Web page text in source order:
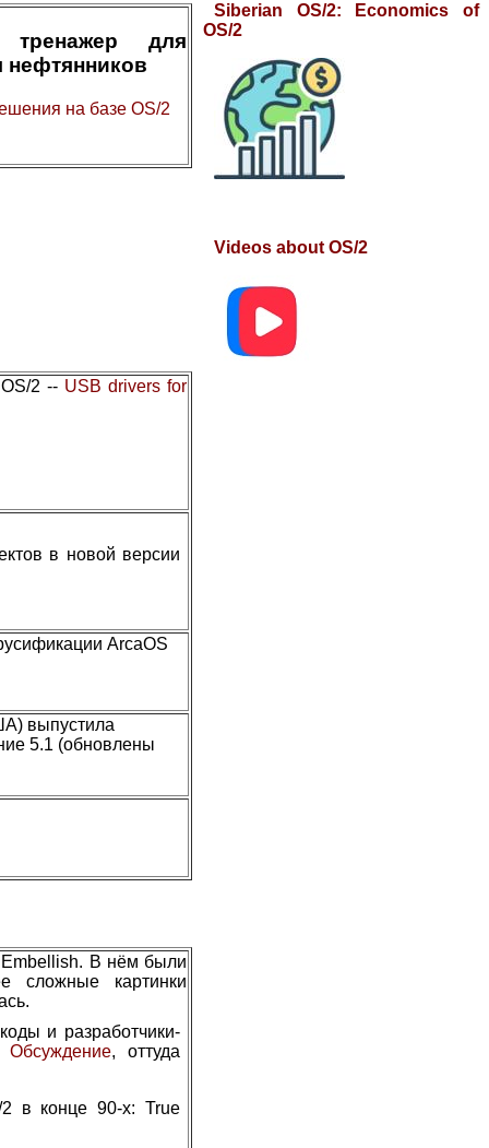
для
нефтянников
на базе OS/2
2 -- USB drivers for
в новой версии
ArcaOS
выпустила
5.1 (обновлены
Embellish. В нём были
сложные картинки
и разработчики-
Обсуждение, оттуда
2 в конце 90-х: True
Siberian OS/2: Economics of
OS/2
Videos about OS/2